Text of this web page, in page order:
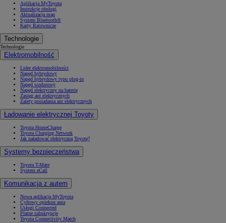
Aplikacja MyToyota
Instrukcje obsługi
Aktualizacja map
System Bluetooth®
Karty Ratownicze
Technologie
Technologie
Elektromobilność
Lider elektromobilności
Napęd hybrydowy
Napęd hybrydowy typu plug-in
Napęd wodorowy
Napęd elektryczny na baterię
Zasięg aut elektrycznych
Zalety posiadania aut elektrycznych
Ładowanie elektrycznej Toyoty
Toyota HomeCharge
Toyota Charging Network
Jak naładować elektryczną Toyotę?
Systemy bezpieczeństwa
Toyota T-Mate
System eCall
Komunikacja z autem
Nowa aplikacja MyToyota
Cyfrowy opiekun auta
Usługi Connected
Płatne subskrypcje
Toyota Connectivity Match